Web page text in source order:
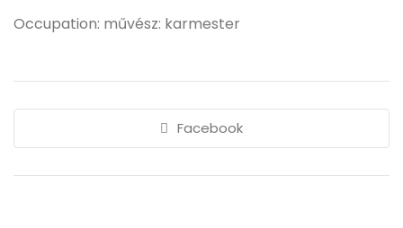
Occupation: művész: karmester
Facebook